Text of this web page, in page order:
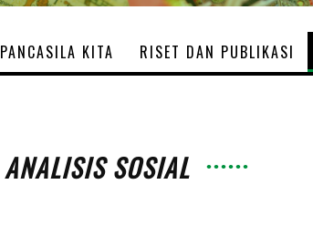
PANCASILA KITA RISET DAN PUBLIKASI
ANALISIS SOSIAL